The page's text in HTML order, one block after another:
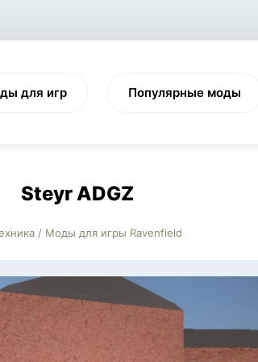
для игр
VALHEIM CYBERPUNK 2077
Популярные моды
Steyr ADGZ
/ Моды для игры Ravenfield